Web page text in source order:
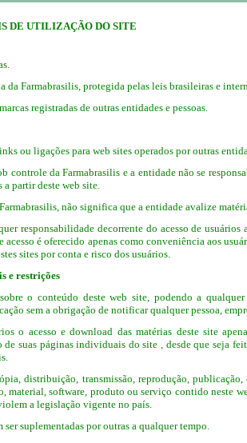
DE UTILIZAÇÃO DO SITE
da Farmabrasilis, protegida pelas leis brasileiras e
registradas de outras entidades e pessoas.
ou ligações para web sites operados por outras
controle da Farmabrasilis e a entidade não se
a partir deste web site.
não significa que a entidade avalize
responsabilidade decorrente do acesso de
acesso é oferecido apenas como conveniência aos
sites por conta e risco dos usuários.
e restrições
o conteúdo deste web site, podendo a
sem a obrigação de notificar qualquer pessoa,
o acesso e download das matérias deste site
suas páginas individuais do site , desde que seja
distribuição, transmissão, reprodução,
material, software, produto ou serviço contido neste
a legislação vigente no país.
ser suplementadas por outras a qualquer tempo.